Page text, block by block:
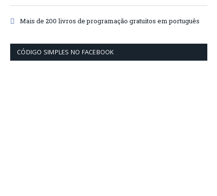
Mais de 200 livros de programação gratuitos em português
CÓDIGO SIMPLES NO FACEBOOK